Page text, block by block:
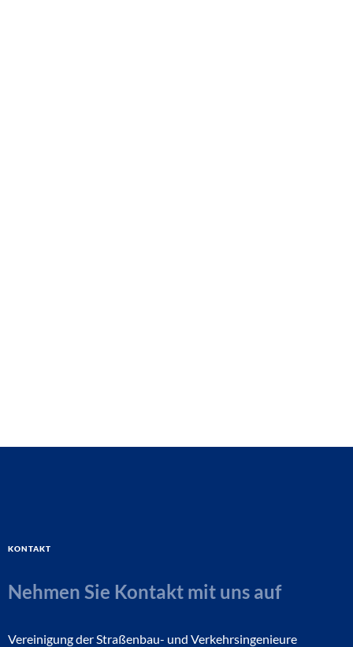
Kontakt
Nehmen Sie Kontakt mit uns auf
Vereinigung der Straßenbau- und Verkehrsingenieure